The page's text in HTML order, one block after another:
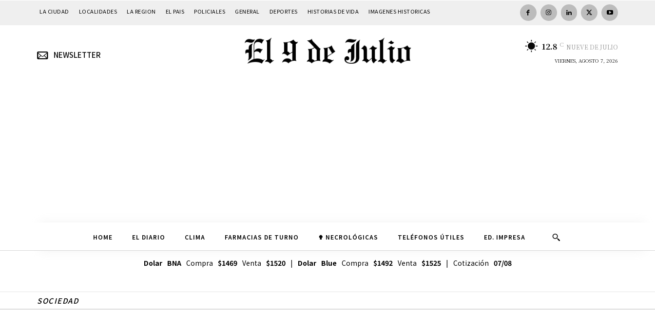
LA CIUDAD LOCALIDADES LA REGION EL PAIS POLICIALES GENERAL DEPORTES HISTORIAS DE VIDA IMAGENES HISTORICAS
NEWSLETTER
12.8 C NUEVE DE JULIO
VIERNES, AGOSTO 7, 2026
HOME EL DIARIO CLIMA FARMACIAS DE TURNO ✟ NECROLÓGICAS TELÉFONOS ÚTILES ED. IMPRESA
Dolar BNACompra $1469Venta $1520| Dolar Blue Compra $1492Venta $1525| Cotización 07/08
SOCIEDAD